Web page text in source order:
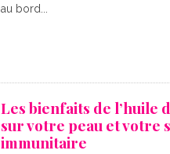
au bord...
Les bienfaits de l’huile
sur votre peau et votre
immunitaire